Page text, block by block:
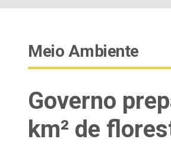
Meio Ambiente
Governo
km² de